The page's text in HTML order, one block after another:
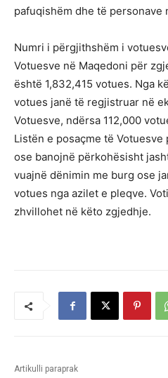
pafuqishëm dhe të personave
Numri i përgjithshëm i
Votuesve në Maqedoni për
është 1,832,415 votues. Nga
votues janë të regjistruar në
Votuesve, ndërsa 112,000
Listën e posaçme të
ose banojnë përkohësisht
vuajnë dënimin me burg ose
votues nga azilet e pleqve.
zhvillohet në këto zgjedhje.
Artikulli paraprak